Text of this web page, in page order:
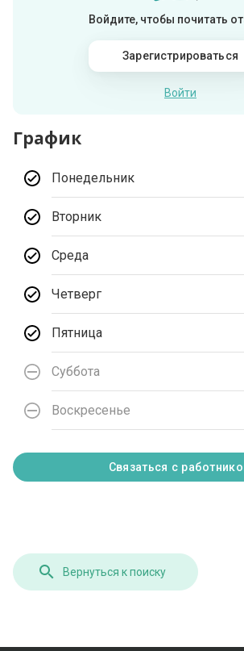
Войдите, чтобы почитать
Зарегистрироваться
Войти
График
Понедельник
Вторник
Среда
Четверг
Пятница
Суббота
Воскресенье
Связаться с
Вернуться к поиску